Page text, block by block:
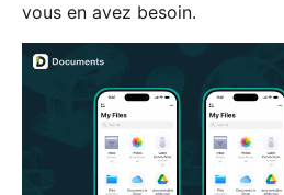
vous en avez besoin.